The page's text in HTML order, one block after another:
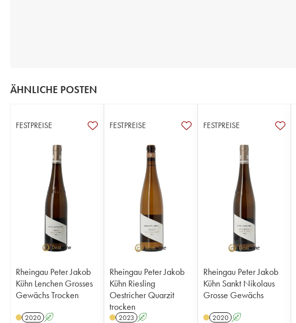
ÄHNLICHE POSTEN
FESTPREISE
Rheingau Peter Jakob
Kühn Lenchen Grosses
Gewächs Trocken
2020 A
FESTPREISE
Rheingau Peter Jakob
Kühn Riesling
Oestricher Quarzit
trocken
2023 A
FESTPREISE
Rheingau Peter Jakob
Kühn Sankt Nikolaus
Grosse Gewächs
2020 A